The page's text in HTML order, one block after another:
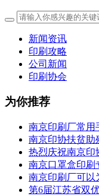
新闻资讯
印刷攻略
公司新闻
印刷协会
为你推荐
南京印刷厂常用
南京印协扶贫助
热烈庆祝南京印
南京口罩盒印刷
南京印刷厂可以
第6届江苏省双